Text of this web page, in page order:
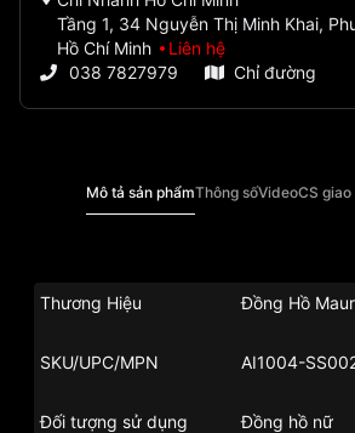
Tầng 1, 34 Nguyễn Thị Minh Khai,
Hồ Chí Minh
Liên hệ
038 7827979
Chỉ đường
Mô tả sản phẩmThông sốVideoCS giao
Thương Hiệu Đồng Hồ
SKU/UPC/MPN AI1004-
Đối tượng sử dụng Đồng hồ nữ